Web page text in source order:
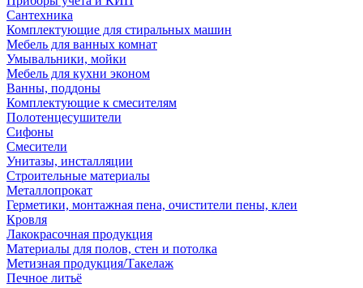
Сантехника
Комплектующие для стиральных машин
Мебель для ванных комнат
Умывальники, мойки
Мебель для кухни эконом
Ванны, поддоны
Комплектующие к смесителям
Полотенцесушители
Сифоны
Смесители
Унитазы, инсталляции
Строительные материалы
Металлопрокат
Герметики, монтажная пена, очистители пены, клеи
Кровля
Лакокрасочная продукция
Материалы для полов, стен и потолка
Метизная продукция/Такелаж
Печное литьё